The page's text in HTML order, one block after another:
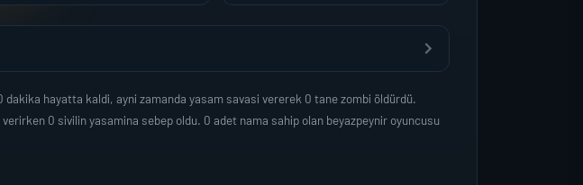
hayatta kaldi, ayni zamanda yasam savasi vererek 0 tane zombi öldürdü.
0 sivilin yasamina sebep oldu. 0 adet nama sahip olan beyazpeynir oyuncusu